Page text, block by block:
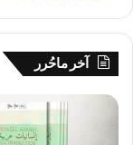
آخر ماحُرر